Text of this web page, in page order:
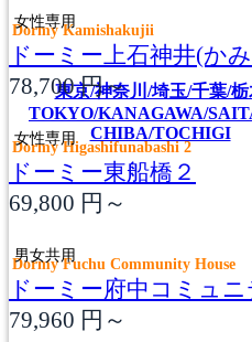
東京/神奈川/埼玉/千葉/栃
TOKYO/KANAGAWA/
CHIBA/TOCHIGI
女性専用
Dormy Kamishakujii
ドーミー上石神井(か
78,700円～
女性専用
Dormy Higashifunabashi 2
ドーミー東船橋２
69,800 円～
男女共用
Dormy Fuchu Community House
ドーミー府中コミュ
79,960 円～